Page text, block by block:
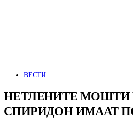
ВЕСТИ
НЕТЛЕНИТЕ МОШТИ
СПИРИДОН ИМААТ